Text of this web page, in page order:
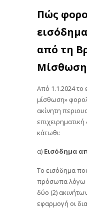
Πώς
από τη
Από 1.1.2024 το
μίσθωση»
ακίνητη
κάτωθι:
α) Εισόδημα
Το εισόδημα
πρόσωπα λόγω
δύο (2)
εφαρμογή οι